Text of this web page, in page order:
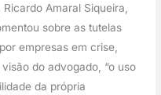
Amaral Siqueira,
sobre as tutelas
empresas em crise,
do advogado, “o uso
da própria